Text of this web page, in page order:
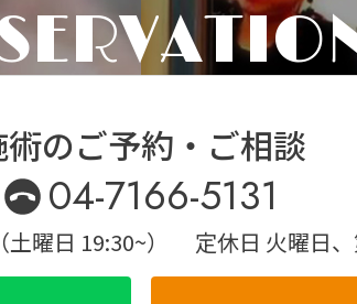
術のご予約・ご相談
04-7166-5131
曜日 19:30~） 定休日 火曜日